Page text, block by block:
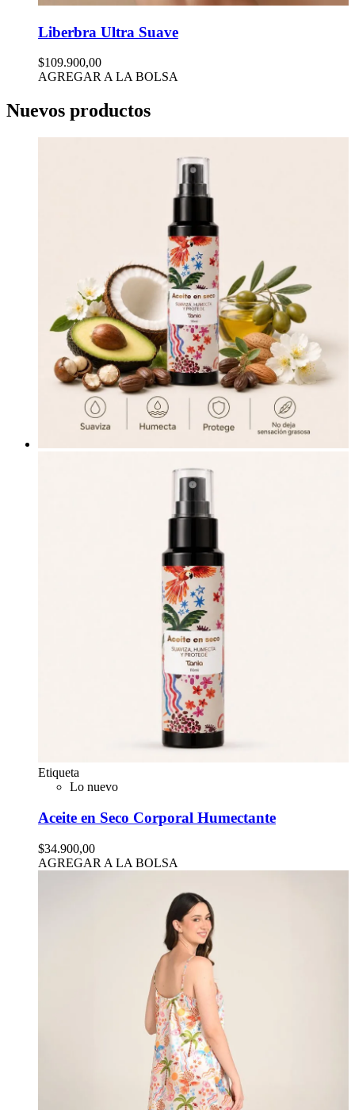
Liberbra Ultra Suave
$109.900,00
AGREGAR A LA BOLSA
Nuevos productos
Etiqueta
Lo nuevo
Aceite en Seco Corporal Humectante
$34.900,00
AGREGAR A LA BOLSA